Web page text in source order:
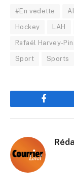
#En vedette
Hockey LAH
Rafaël Harvey-
Sport Sports